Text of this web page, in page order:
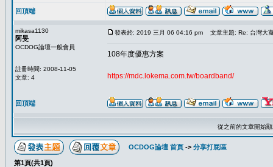
回頂端
mikasa1130
阿旻
OCDOG論壇一般會員
註冊時間: 2008-11-05
文章: 4
發表於: 2019 三月 06 04:16 pm 文章主題: Re: 台灣大
108年度優惠方案
https://mdc.lokema.com.tw/boardband/
回頂端
從之前的文章開始
OCDOG論壇 首頁 -> 分享打屁區
第1頁(共1頁)